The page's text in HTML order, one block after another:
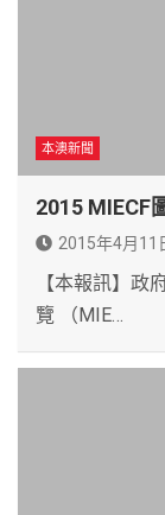
本澳新聞
2015 MIECF
2015年4月11
【本報訊】政
覽 （MIE…